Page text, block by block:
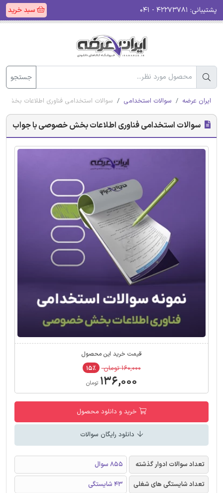
پشتیبانی: سبد خرید
جستجو
ایران عرضه سوالات استخدامی سوالات استخدامی فناوری اطلاعات
سوالات استخدامی فناوری اطلاعات بخش خصوصی با جواب
قیمت خرید این محصول
۱۶۰,۰۰۰ تومان ۱۵٪
۱۳۶,۰۰۰ تومان
خرید و دانلود محصول
دانلود رایگان سوالات
تعداد سوالات ادوار گذشته
855 سوال
تعداد شایستگی های شغلی
43 شایستگی